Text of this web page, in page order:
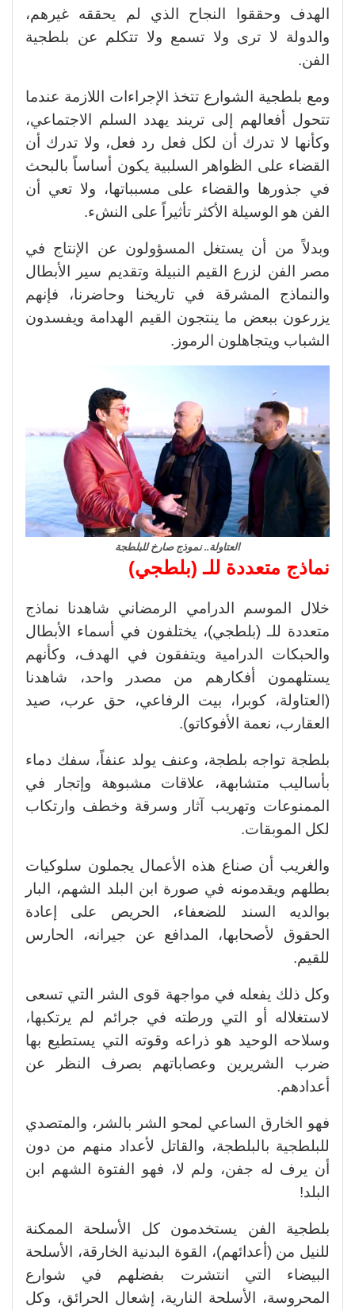
الهدف وحققوا النجاح الذي لم يحققه غيرهم،
والدولة لا ترى ولا تسمع ولا تتكلم عن بلطجية
الفن.
ومع بلطجية الشوارع تتخذ الإجراءات اللازمة عندما
تتحول أفعالهم إلى تريند يهدد السلم الاجتماعي،
وكأنها لا تدرك أن لكل فعل رد فعل، ولا تدرك أن
القضاء على الظواهر السلبية يكون أساساً بالبحث
في جذورها والقضاء على مسبباتها، ولا تعي أن
الفن هو الوسيلة الأكثر تأثيراً على النشء.
وبدلاً من أن يستغل المسؤولون عن الإنتاج في
مصر الفن لزرع القيم النبيلة وتقديم سير الأبطال
والنماذج المشرقة في تاريخنا وحاضرنا، فإنهم
يزرعون ببعض ما ينتجون القيم الهدامة ويفسدون
الشباب ويتجاهلون الرموز.
العتاولة.. نموذج صارخ للبلطجة
نماذج متعددة للـ (بلطجي)
خلال الموسم الدرامي الرمضاني شاهدنا نماذج
متعددة للـ (بلطجي)، يختلفون في أسماء الأبطال
والحبكات الدرامية ويتفقون في الهدف، وكأنهم
يستلهمون أفكارهم من مصدر واحد، شاهدنا
(العتاولة، كوبرا، بيت الرفاعي، حق عرب، صيد
العقارب، نعمة الأفوكاتو).
بلطجة تواجه بلطجة، وعنف يولد عنفاً، سفك دماء
بأساليب متشابهة، علاقات مشبوهة وإتجار في
الممنوعات وتهريب آثار وسرقة وخطف وارتكاب
لكل الموبقات.
والغريب أن صناع هذه الأعمال يجملون سلوكيات
بطلهم ويقدمونه في صورة ابن البلد الشهم، البار
بوالديه السند للضعفاء، الحريص على إعادة
الحقوق لأصحابها، المدافع عن جيرانه، الحارس
للقيم.
وكل ذلك يفعله في مواجهة قوى الشر التي تسعى
لاستغلاله أو التي ورطته في جرائم لم يرتكبها،
وسلاحه الوحيد هو ذراعه وقوته التي يستطيع بها
ضرب الشريرين وعصاباتهم بصرف النظر عن
أعدادهم.
فهو الخارق الساعي لمحو الشر بالشر، والمتصدي
للبلطجية بالبلطجة، والقاتل لأعداد منهم من دون
أن يرف له جفن، ولم لا، فهو الفتوة الشهم ابن
البلد!
بلطجية الفن يستخدمون كل الأسلحة الممكنة
للنيل من (أعدائهم)، القوة البدنية الخارقة، الأسلحة
البيضاء التي انتشرت بفضلهم في شوارع
المحروسة، الأسلحة النارية، إشعال الحرائق، وكل